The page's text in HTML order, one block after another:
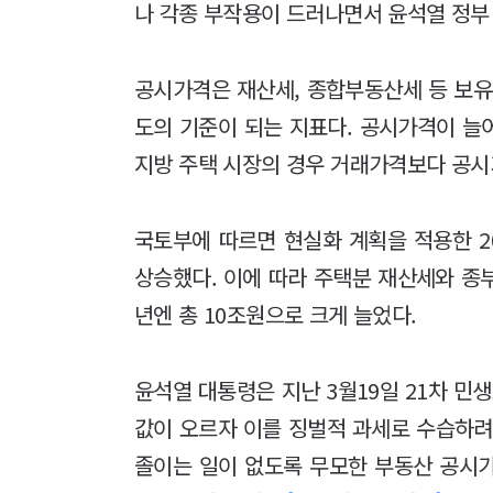
나 각종 부작용이 드러나면서 윤석열 정
공시가격은 재산세, 종합부동산세 등 보
도의 기준이 되는 지표다. 공시가격이
지방 주택 시장의 경우 거래가격보다 공
국토부에 따르면 현실화 계획을 적용한
상승했다. 이에 따라 주택분 재산세와
년엔 총 10조원으로 크게 늘었다.
윤석열 대통령은 지난 3월19일 21차 민
값이 오르자 이를 징벌적 과세로 수습하
졸이는 일이 없도록 무모한 부동산 공